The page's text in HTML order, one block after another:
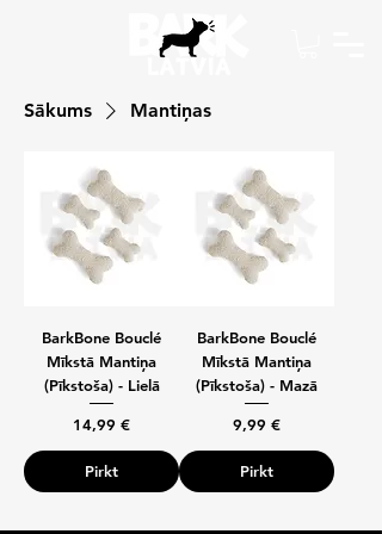
Sākums Mantiņas
BarkBone Bouclé
Mīkstā Mantiņa
(Pīkstoša) - Lielā
Cena
14,99 €
Pirkt
BarkBone Bouclé
Mīkstā Mantiņa
(Pīkstoša) - Mazā
Cena
9,99 €
Pirkt